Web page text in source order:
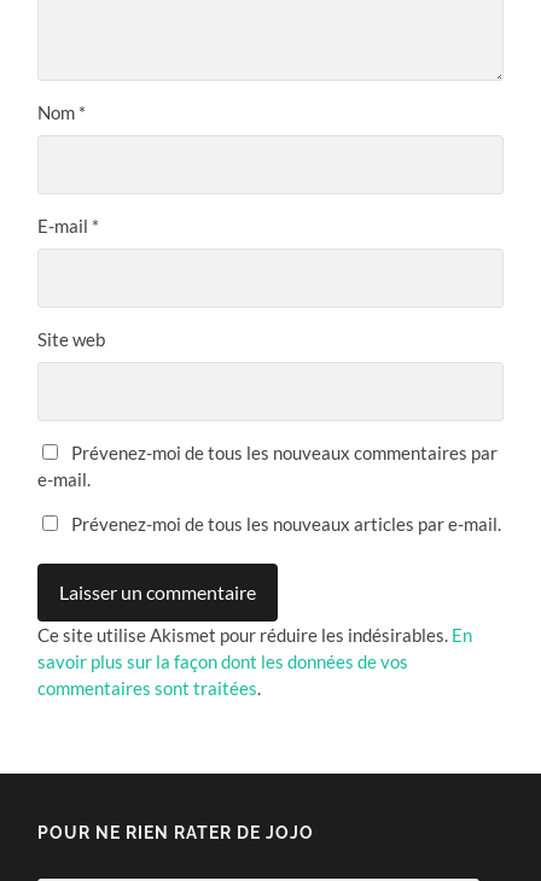
Nom *
E-mail *
Site web
Prévenez-moi de tous les nouveaux commentaires par
e-mail.
Prévenez-moi de tous les nouveaux articles par e-mail.
Ce site utilise Akismet pour réduire les indésirables. En
savoir plus sur la façon dont les données de vos
commentaires sont traitées.
POUR NE RIEN RATER DE JOJO